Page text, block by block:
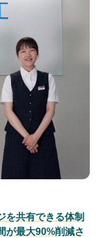
を共有できる体制
が最大90%削減さ